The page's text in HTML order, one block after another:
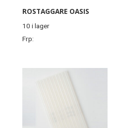
ROSTAGGARE OASIS
10 i lager
Frp: